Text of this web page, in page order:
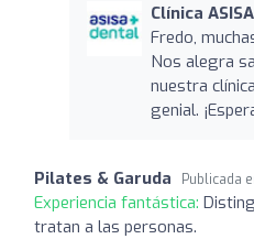
Clínica
Fredo,
Nos alegra
nuestra
genial.
Pilates & Garuda Publicada
Experiencia fantástica:
tratan a las personas.